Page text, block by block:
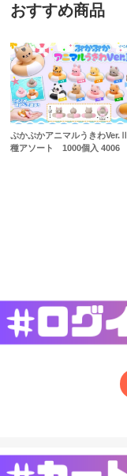
おすすめ商品
ぷかぷかアニマルうきわ
種アソート 1000個入 4006